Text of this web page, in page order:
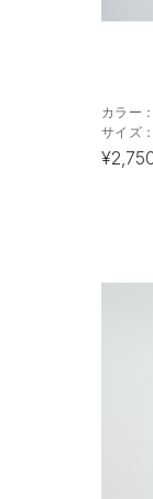
カラー：
サイズ：